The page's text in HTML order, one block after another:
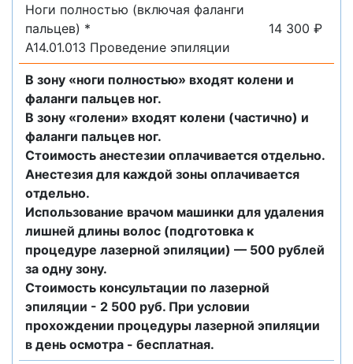
Ноги полностью (включая фаланги
пальцев) *
A14.01.013 Проведение эпиляции
14 300 ₽
В зону «ноги полностью» входят колени и
фаланги пальцев ног.
В зону «голени» входят колени (частично) и
фаланги пальцев ног.
Стоимость анестезии оплачивается отдельно.
Анестезия для каждой зоны оплачивается
отдельно.
Использование врачом машинки для удаления
лишней длины волос (подготовка к
процедуре лазерной эпиляции) — 500 рублей
за одну зону.
Стоимость консультации по лазерной
эпиляции - 2 500 руб. При условии
прохождении процедуры лазерной эпиляции
в день осмотра - бесплатная.